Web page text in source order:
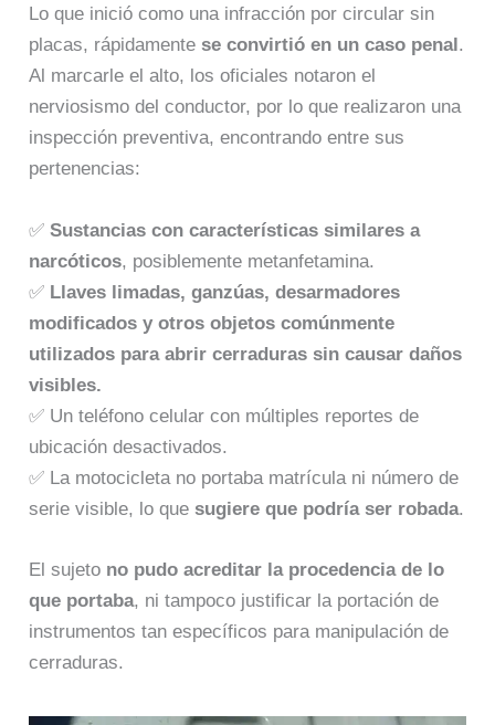
Lo que inició como una infracción por circular sin
placas, rápidamentese convirtió en un caso penal .
Al marcarle el alto, los oficiales notaron el
nerviosismo del conductor, por lo que realizaron una
inspección preventiva, encontrando entre sus
pertenencias:
✅Sustancias con características similares a
narcóticos, posiblemente metanfetamina.
✅ Llaves limadas, ganzúas, desarmadores
modificados y otros objetos comúnmente
utilizados para abrir cerraduras sin causar daños
visibles.
✅ Un teléfono celular con múltiples reportes de
ubicación desactivados.
✅ La motocicleta no portaba matrícula ni número de
serie visible, lo quesugiere que podría ser robada.
El sujeto no pudo acreditar la procedencia de lo
que portaba, ni tampoco justificar la portación de
instrumentos tan específicos para manipulación de
cerraduras.